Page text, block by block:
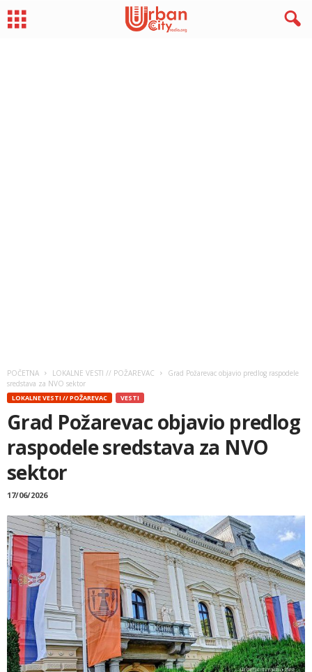
POČETNA LOKALNE VESTI // POŽAREVAC
Grad Požarevac objavio predlog raspodele
sredstava za NVO sektor
LOKALNE VESTI // POŽAREVAC VESTI
Grad Požarevac objavio predlog
raspodele sredstava za NVO
sektor
17/06/2026